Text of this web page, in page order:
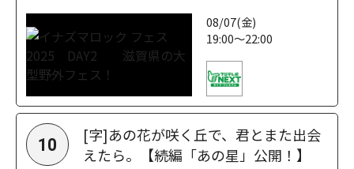
08/07(金)
19:00～22:00
10
[字]あの花が咲く丘で、君とまた出会
えたら。【続編「あの星」公開！】